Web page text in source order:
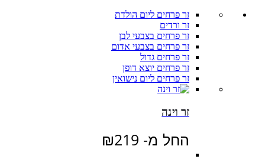
זר פרחים ליום הולדת
זר ורדים
זר פרחים בצבעי לבן
זר פרחים בצבעי אדום
זר פרחים גדול
זר פרחים יוצא דופן
זר פרחים ליום נישואין
זר וינה
החל מ- ₪219